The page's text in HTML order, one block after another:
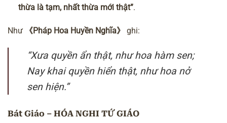
thừa là tạm, nhất thừa mới thật”.
Như 《Pháp Hoa Huyền Nghĩa》 ghi:
“Xưa quyền ẩn thật, như hoa hàm sen;
Nay khai quyền hiển thật, như hoa nở
sen hiện.”
Bát Giáo – HÓA NGHI TỨ GIÁO